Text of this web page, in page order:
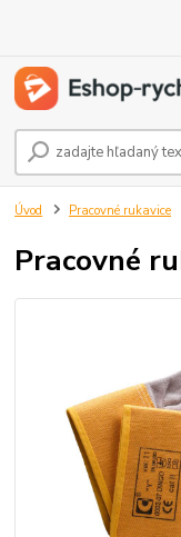
Úvod Pracovné rukavice
Pracovné